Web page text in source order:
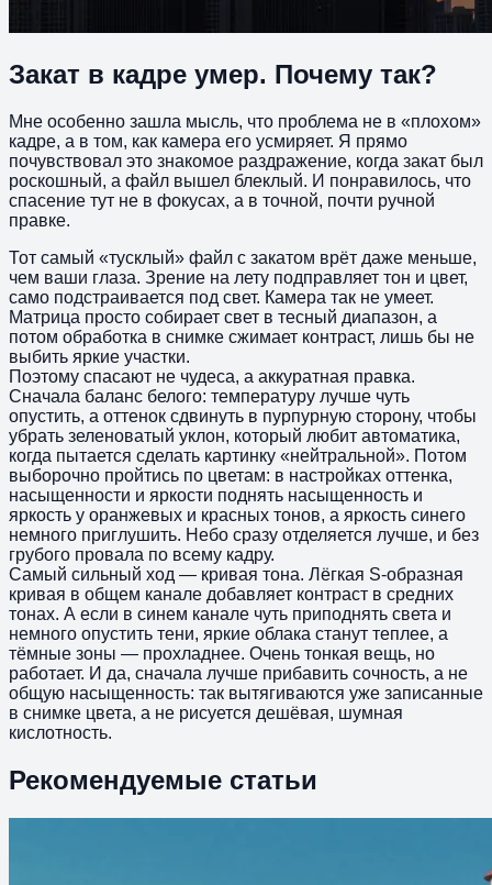
Закат в кадре умер. Почему так?
Мне особенно зашла мысль, что проблема не в «плохом»
кадре, а в том, как камера его усмиряет. Я прямо
почувствовал это знакомое раздражение, когда закат был
роскошный, а файл вышел блеклый. И понравилось, что
спасение тут не в фокусах, а в точной, почти ручной
правке.
Тот самый «тусклый» файл с закатом врёт даже меньше,
чем ваши глаза. Зрение на лету подправляет тон и цвет,
само подстраивается под свет. Камера так не умеет.
Матрица просто собирает свет в тесный диапазон, а
потом обработка в снимке сжимает контраст, лишь бы не
выбить яркие участки.
Поэтому спасают не чудеса, а аккуратная правка.
Сначала баланс белого: температуру лучше чуть
опустить, а оттенок сдвинуть в пурпурную сторону, чтобы
убрать зеленоватый уклон, который любит автоматика,
когда пытается сделать картинку «нейтральной». Потом
выборочно пройтись по цветам: в настройках оттенка,
насыщенности и яркости поднять насыщенность и
яркость у оранжевых и красных тонов, а яркость синего
немного приглушить. Небо сразу отделяется лучше, и без
грубого провала по всему кадру.
Самый сильный ход — кривая тона. Лёгкая S-образная
кривая в общем канале добавляет контраст в средних
тонах. А если в синем канале чуть приподнять света и
немного опустить тени, яркие облака станут теплее, а
тёмные зоны — прохладнее. Очень тонкая вещь, но
работает. И да, сначала лучше прибавить сочность, а не
общую насыщенность: так вытягиваются уже записанные
в снимке цвета, а не рисуется дешёвая, шумная
кислотность.
Рекомендуемые статьи